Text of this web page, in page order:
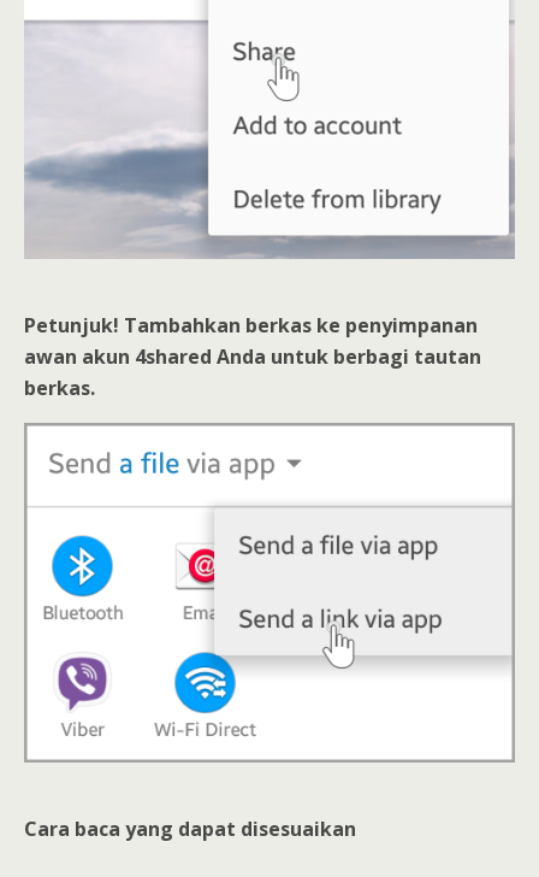
Petunjuk! Tambahkan berkas ke penyimpanan
awan akun 4shared Anda untuk berbagi tautan
berkas.
Cara baca yang dapat disesuaikan